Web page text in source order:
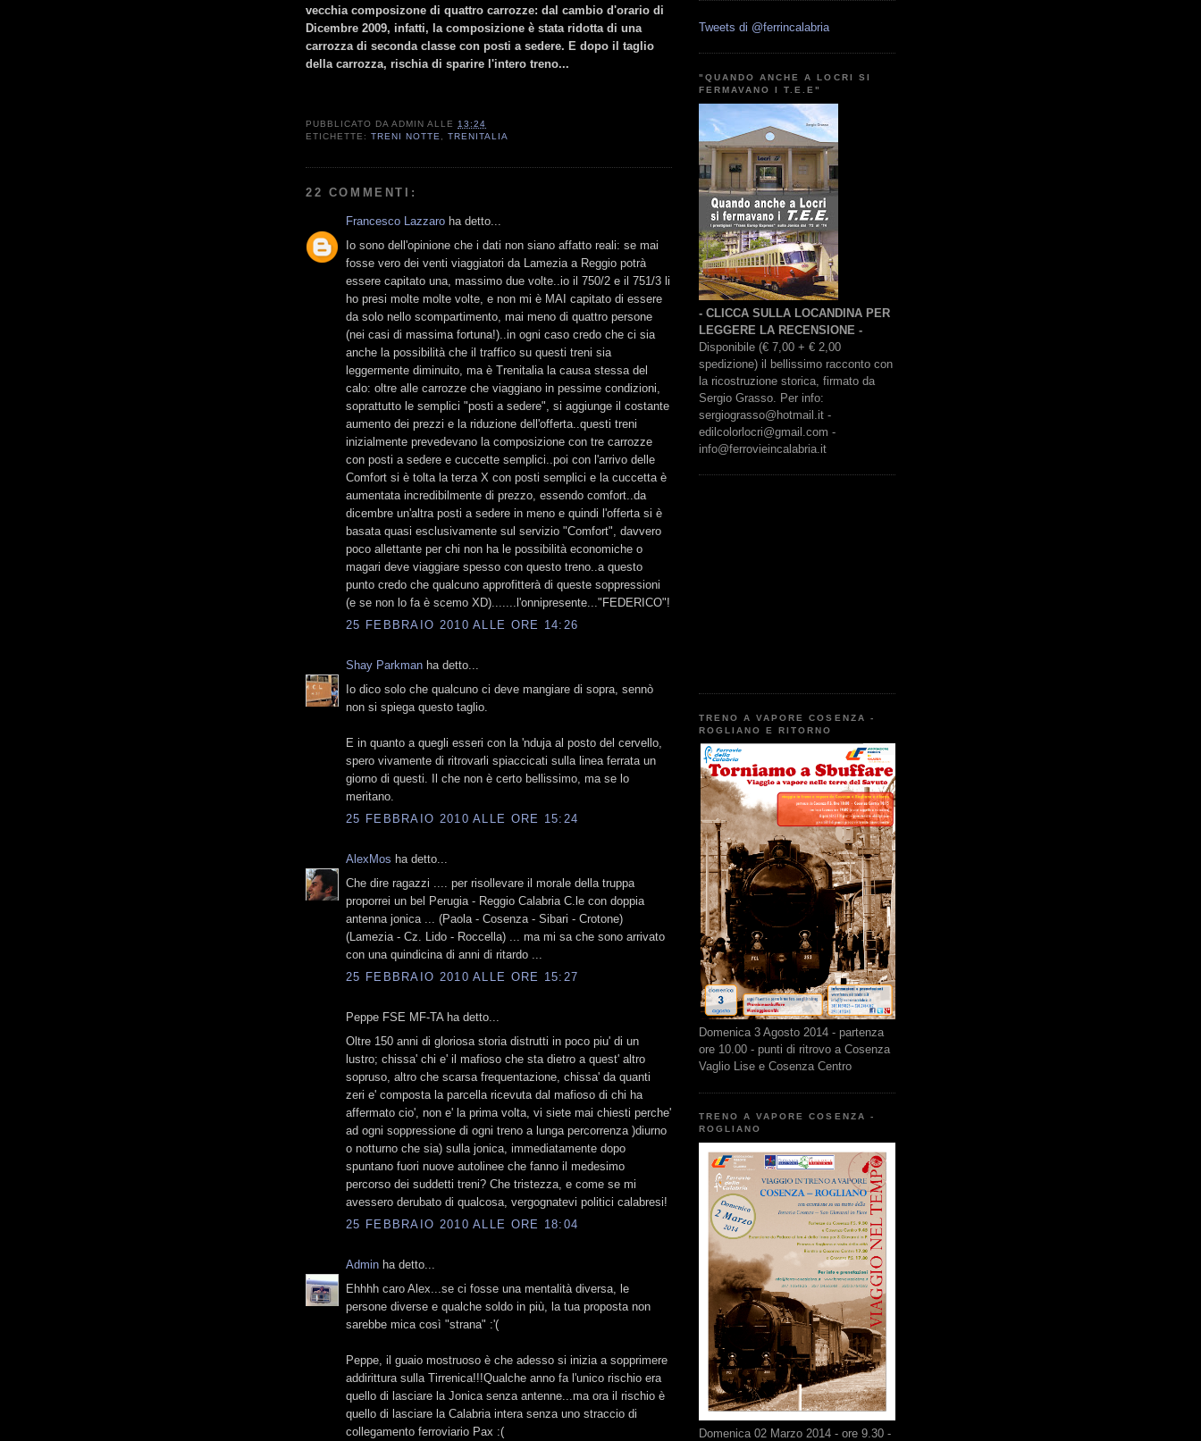
vecchia composizone di quattro carrozze: dal cambio d'orario di
Dicembre 2009, infatti, la composizione è stata ridotta di una
carrozza di seconda classe con posti a sedere. E dopo il taglio
della carrozza, rischia di sparire l'intero treno...
PUBBLICATO DAADMIN ALLE 13:24
ETICHETTE:TRENI NOTTE ,TRENITALIA
22 COMMENTI:
Francesco Lazzaro ha detto...
Io sono dell'opinione che i dati non siano affatto reali: se mai
fosse vero dei venti viaggiatori da Lamezia a Reggio potrà
essere capitato una, massimo due volte..io il 750/2 e il 751/3 li
ho presi molte molte volte, e non mi è MAI capitato di essere
da solo nello scompartimento, mai meno di quattro persone
(nei casi di massima fortuna!)..in ogni caso credo che ci sia
anche la possibilità che il traffico su questi treni sia
leggermente diminuito, ma è Trenitalia la causa stessa del
calo: oltre alle carrozze che viaggiano in pessime condizioni,
soprattutto le semplici "posti a sedere", si aggiunge il costante
aumento dei prezzi e la riduzione dell'offerta..questi treni
inizialmente prevedevano la composizione con tre carrozze
con posti a sedere e cuccette semplici..poi con l'arrivo delle
Comfort si è tolta la terza X con posti semplici e la cuccetta è
aumentata incredibilmente di prezzo, essendo comfort..da
dicembre un'altra posti a sedere in meno e quindi l'offerta si è
basata quasi esclusivamente sul servizio "Comfort", davvero
poco allettante per chi non ha le possibilità economiche o
magari deve viaggiare spesso con questo treno..a questo
punto credo che qualcuno approfitterà di queste soppressioni
(e se non lo fa è scemo XD).......l'onnipresente..."FEDERICO"!
25 FEBBRAIO 2010 ALLE ORE 14:26
Shay Parkman ha detto...
Io dico solo che qualcuno ci deve mangiare di sopra, sennò
non si spiega questo taglio.
E in quanto a quegli esseri con la 'nduja al posto del cervello,
spero vivamente di ritrovarli spiaccicati sulla linea ferrata un
giorno di questi. Il che non è certo bellissimo, ma se lo
meritano.
25 FEBBRAIO 2010 ALLE ORE 15:24
AlexMos ha detto...
Che dire ragazzi .... per risollevare il morale della truppa
proporrei un bel Perugia - Reggio Calabria C.le con doppia
antenna jonica ... (Paola - Cosenza - Sibari - Crotone)
(Lamezia - Cz. Lido - Roccella) ... ma mi sa che sono arrivato
con una quindicina di anni di ritardo ...
25 FEBBRAIO 2010 ALLE ORE 15:27
Peppe FSE MF-TA ha detto...
Oltre 150 anni di gloriosa storia distrutti in poco piu' di un
lustro; chissa' chi e' il mafioso che sta dietro a quest' altro
sopruso, altro che scarsa frequentazione, chissa' da quanti
zeri e' composta la parcella ricevuta dal mafioso di chi ha
affermato cio', non e' la prima volta, vi siete mai chiesti perche'
ad ogni soppressione di ogni treno a lunga percorrenza )diurno
o notturno che sia) sulla jonica, immediatamente dopo
spuntano fuori nuove autolinee che fanno il medesimo
percorso dei suddetti treni? Che tristezza, e come se mi
avessero derubato di qualcosa, vergognatevi politici calabresi!
25 FEBBRAIO 2010 ALLE ORE 18:04
Admin ha detto...
Ehhhh caro Alex...se ci fosse una mentalità diversa, le
persone diverse e qualche soldo in più, la tua proposta non
sarebbe mica così "strana" :'(
Peppe, il guaio mostruoso è che adesso si inizia a sopprimere
addirittura sulla Tirrenica!!!Qualche anno fa l'unico rischio era
quello di lasciare la Jonica senza antenne...ma ora il rischio è
quello di lasciare la Calabria intera senza uno straccio di
collegamento ferroviario Pax :(
Tweets di @ferrincalabria
"QUANDO ANCHE A LOCRI SI
FERMAVANO I T.E.E"
- CLICCA SULLA LOCANDINA PER
LEGGERE LA RECENSIONE -
Disponibile (€ 7,00 + € 2,00
spedizione) il bellissimo racconto con
la ricostruzione storica, firmato da
Sergio Grasso. Per info:
sergiograsso@hotmail.it -
edilcolorlocri@gmail.com -
info@ferrovieincalabria.it
TRENO A VAPORE COSENZA -
ROGLIANO E RITORNO
Domenica 3 Agosto 2014 - partenza
ore 10.00 - punti di ritrovo a Cosenza
Vaglio Lise e Cosenza Centro
TRENO A VAPORE COSENZA -
ROGLIANO
Domenica 02 Marzo 2014 - ore 9.30 -